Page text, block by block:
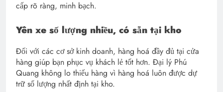
cấp rõ ràng, minh bạch.
Yên xe số lượng nhiều, có sẵn tại kho
Đối với các cơ sở kinh doanh, hàng hoá đầy đủ tại cửa
hàng giúp bạn phục vụ khách lẻ tốt hơn. Đại lý Phú
Quang không lo thiếu hàng vì hàng hoá luôn được dự
trữ số lượng nhất định tại kho.